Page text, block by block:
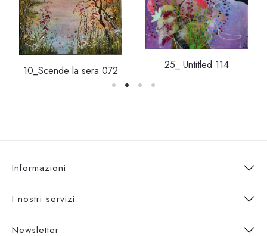
10_Scende la sera 072 25_ Untitled 114
Informazioni
I nostri servizi
Newsletter